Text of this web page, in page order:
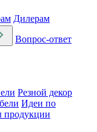
Дилерам
Вопрос-ответ
Резной декор
Идеи по
продукции